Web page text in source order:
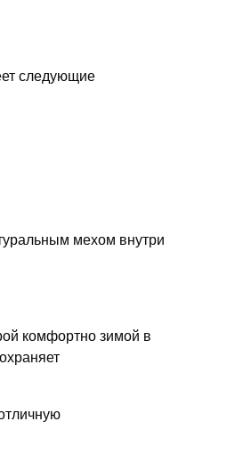
следующие
мехом внутри
комфортно зимой в